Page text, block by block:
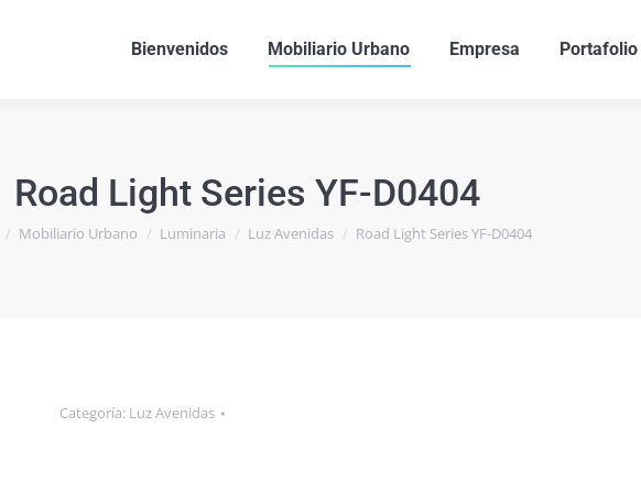
Bienvenidos Mobiliario Urbano Empresa Portafolio
Road Light Series YF-D0404
Mobiliario Urbano Luminaria Luz Avenidas Road Light Series YF-D0404
Categoría: Luz Avenidas